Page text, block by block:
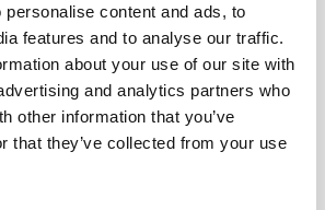
content and ads, to
features and to analyse our traffic.
about your use of our site with
and analytics partners who
other information that you’ve
that they’ve collected from your use
tra tapis roulant e pavimento (o
Floor). L'allenatore guida ogni
ritmo
jogging o corri. Solleva più leggero o
opzioni e le modifiche sono sempre